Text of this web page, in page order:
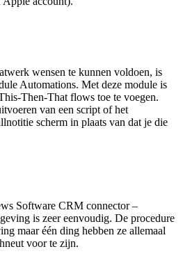
wensen te kunnen voldoen, is
Automations. Met deze module is
Then-That flows toe te voegen.
van een script of het
scherm in plaats van dat je die
Software CRM connector –
is zeer eenvoudig. De procedure
maar één ding hebben ze allemaal
voor te zijn.